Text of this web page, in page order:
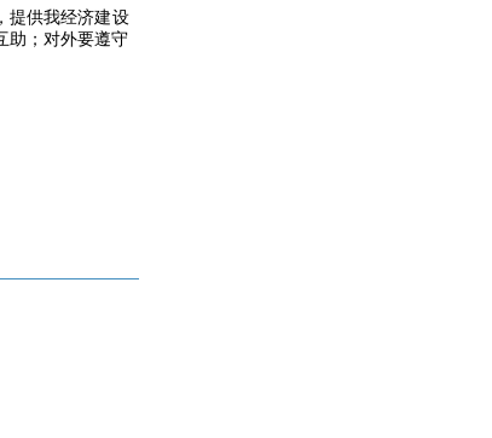
提供我经济建设
助；对外要遵守